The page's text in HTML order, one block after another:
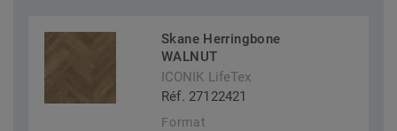
Skane Herringbone
WALNUT
ICONIK LifeTex
Réf. 27122421
Format